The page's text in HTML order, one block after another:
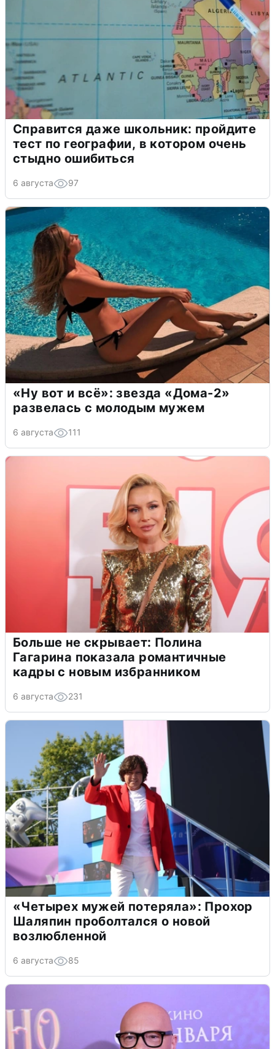
Справится даже школьник: пройдите
тест по географии, в котором очень
стыдно ошибиться
6 августа 97
«Ну вот и всё»: звезда «Дома-2»
развелась с молодым мужем
6 августа 111
Больше не скрывает: Полина
Гагарина показала романтичные
кадры с новым избранником
6 августа 231
«Четырех мужей потеряла»: Прохор
Шаляпин проболтался о новой
возлюбленной
6 августа 85